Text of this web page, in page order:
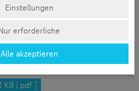
Legefilm
aufhört" zum
KB | pdf ]
Einstellungen
erforderliche
Alle akzeptieren